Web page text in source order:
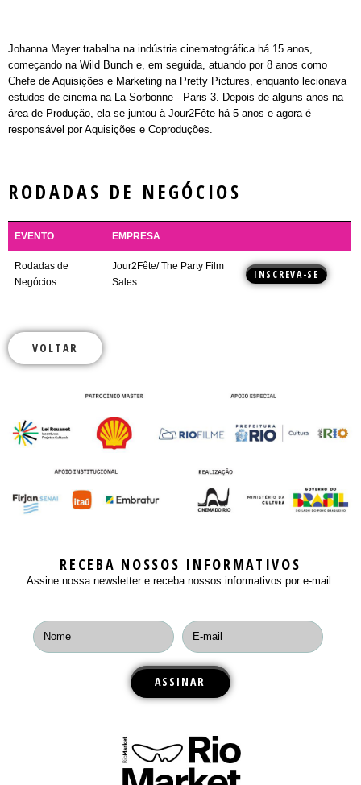
Johanna Mayer trabalha na indústria cinematográfica há 15 anos,
começando na Wild Bunch e, em seguida, atuando por 8 anos como
Chefe de Aquisições e Marketing na Pretty Pictures, enquanto lecionava
estudos de cinema na La Sorbonne - Paris 3. Depois de alguns anos na
área de Produção, ela se juntou à Jour2Fête há 5 anos e agora é
responsável por Aquisições e Coproduções.
RODADAS DE NEGÓCIOS
EVENTO EMPRESA
Rodadas de
Negócios
Jour2Fête/ The Party Film
Sales
INSCREVA-SE
VOLTAR
RECEBA NOSSOS INFORMATIVOS
Assine nossa newsletter e receba nossos informativos por e-mail.